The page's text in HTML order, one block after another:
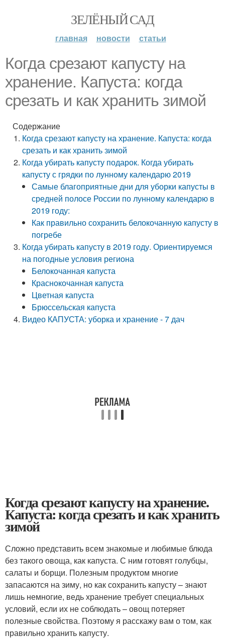
ЗЕЛЁНЫЙ САД
главная новости статьи
Когда срезают капусту на
хранение. Капуста: когда
срезать и как хранить зимой
Содержание
Когда срезают капусту на хранение. Капуста: когда
срезать и как хранить зимой
Когда убирать капусту подарок. Когда убирать
капусту с грядки по лунному календарю 2019
Самые благоприятные дни для уборки капусты в
средней полосе России по лунному календарю в
2019 году:
Как правильно сохранить белокочанную капусту в
погребе
Когда убирать капусту в 2019 году. Ориентируемся
на погодные условия региона
Белокочанная капуста
Краснокочанная капуста
Цветная капуста
Брюссельская капуста
Видео КАПУСТА: уборка и хранение - 7 дач
Когда срезают капусту на хранение.
Капуста: когда срезать и как хранить
зимой
Сложно представить всем знакомые и любимые блюда
без такого овоща, как капуста. С ним готовят голубцы,
салаты и борщи. Полезным продуктом многие
запасаются на зиму, но как сохранить капусту – знают
лишь немногие, ведь хранение требует специальных
условий, если их не соблюдать – овощ потеряет
полезные свойства. Поэтому я расскажу вам о том, как
правильно хранить капусту.